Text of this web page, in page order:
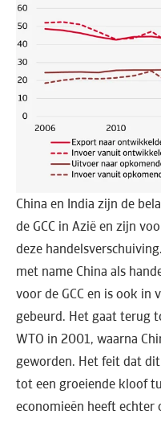
China en India zijn de
de GCC in Azië en zijn
deze
met name China als
voor de GCC en is ook in
gebeurd. Het gaat terug
WTO in 2001, waarna
geworden. Het feit dat
tot een groeiende kloof
economieën heeft echter